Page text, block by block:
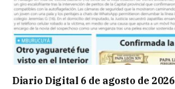
Diario Digital 6 de agosto de 2026